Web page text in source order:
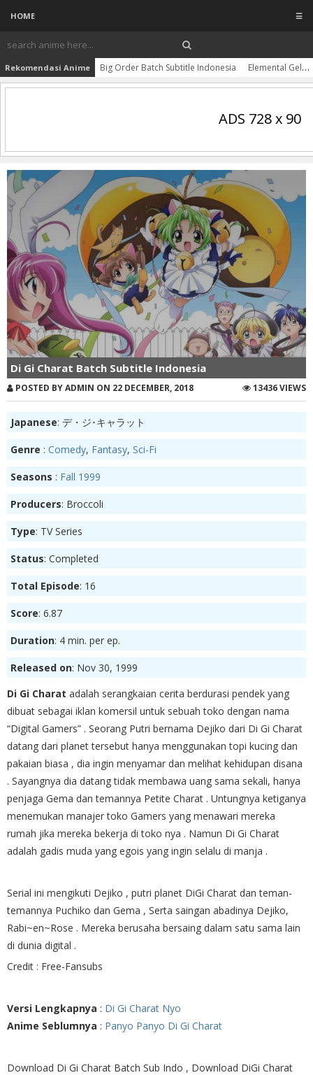
HOME ☰
Rekomendasi Anime Big Order Batch Subtitle Indonesia Elemental Gelade Batch Subtitle Indonesia
ADS 728 x 90
Di Gi Charat Batch Subtitle Indonesia
POSTED BY ADMIN ON 22 DECEMBER, 2018 13436 VIEWS
Japanese: デ・ジ･キャラット
Genre : Comedy, Fantasy, Sci-Fi
Seasons : Fall 1999
Producers: Broccoli
Type: TV Series
Status: Completed
Total Episode: 16
Score: 6.87
Duration: 4 min. per ep.
Released on: Nov 30, 1999
Di Gi Charat adalah serangkaian cerita berdurasi pendek yang
dibuat sebagai iklan komersil untuk sebuah toko dengan nama
“Digital Gamers” . Seorang Putri bernama Dejiko dari Di Gi Charat
datang dari planet tersebut hanya menggunakan topi kucing dan
pakaian biasa , dia ingin menyamar dan melihat kehidupan disana
. Sayangnya dia datang tidak membawa uang sama sekali, hanya
penjaga Gema dan temannya Petite Charat . Untungnya ketiganya
menemukan manajer toko Gamers yang menawari mereka
rumah jika mereka bekerja di toko nya . Namun Di Gi Charat
adalah gadis muda yang egois yang ingin selalu di manja .
Serial ini mengikuti Dejiko , putri planet DiGi Charat dan teman-
temannya Puchiko dan Gema , Serta saingan abadinya Dejiko,
Rabi~en~Rose . Mereka berusaha bersaing dalam satu sama lain
di dunia digital .
Credit : Free-Fansubs
Versi Lengkapnya : Di Gi Charat Nyo
Anime Seblumnya : Panyo Panyo Di Gi Charat
Download Di Gi Charat Batch Sub Indo , Download DiGi Charat